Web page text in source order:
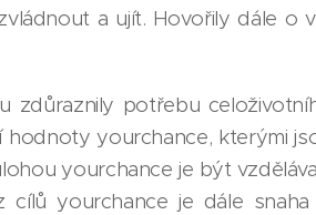
a ujít. Hovořily dále o
zdůraznily potřebu
hodnoty yourchance, kterými
yourchance je být
cílů yourchance je dále